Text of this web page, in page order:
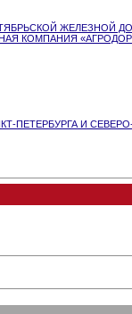
ЖЕЛЕЗНОЙ
КОМПАНИЯ
ПЕТЕРБУРГА И